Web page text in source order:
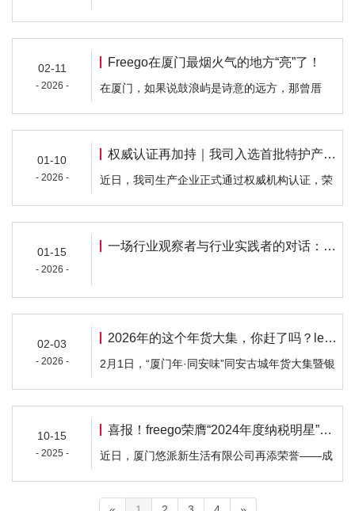
长苏新春…
02-11
- 2026 -
Freego在厦门最烟火气的地方“亮”了！
在厦门，如果说鼓浪屿是诗意的远方，那曾厝
厦门模样。Freego曾厝垵广告屏，已上线！我们
用画面、文字与视觉动线，向每一个路过的人轻
轻传递：旅行本该轻松，生活可以更自在。来旅
们想为你提…
01-10
- 2026 -
权威认证再加持｜我司入选首批特护产品认证获证企业名单
近日，我司生产企业正式通过权威机构认证，荣
性纯棉内裤产品的安全性、洁净度及生产管理体
系方面，已达到行业领先水平。权威认证加持，
用于…
01-15
- 2026 -
一场行业观察者与行业实践者的对话：一次性内裤行业，正在走向哪里？
02-03
- 2026 -
2026年的这个年货大集，你赶了吗？let s go ，跟Freego一起
2月1日，“厦门年·同安味”同安古城年货大集暨银
来打卡采购，提前感受春节氛围！ 作为深耕一次
性出行用品领域的Freego，也携旗下核心好物重
磅亮相，以贴合新春出行场景的实用产品，成为
阵…
10-15
- 2025 -
喜报！freego荣膺“2024年度纳税明星”，以诚信担当书写企业责任答卷
近日，厦门悠派新生活有限公司再添荣誉——成